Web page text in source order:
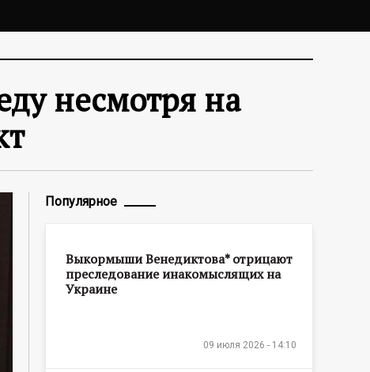
несмотря на
Популярное
Выкормыши Венедиктова* отрицают
преследование инакомыслящих на
Украине
09 июля 2026 - 14:10